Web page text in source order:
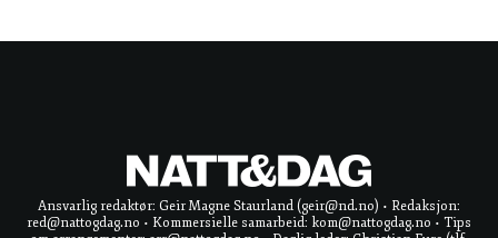
Ansvarlig redaktør: Geir Magne Staurland (geir@nd.no) • Redaksjon:
red@nattogdag.no • Kommersielle samarbeid: kom@nattogdag.no • Tips